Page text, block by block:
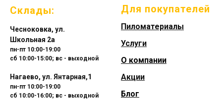
Склады:
Чесноковка, ул.
Школьная 2а
пн-пт 10:00-19:00
сб 10:00-15:00; вс - выходной
Нагаево, ул. Янтарная,1
пн-пт 10:00-19:00
сб 10:00-16:00; вс - выходной
Для покупателей
Пиломатериалы
Услуги
О компании
Акции
Блог